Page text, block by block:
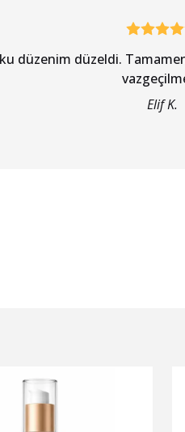
düzenim düzeldi.
Elif K.